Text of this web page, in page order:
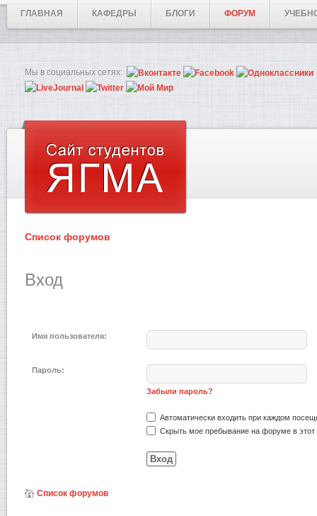
ГЛАВНАЯ КАФЕДРЫ БЛОГИ ФОРУМ
Мы в социальных сетях:
Список форумов
Вход
Имя пользователя:
Пароль:
Забыли пароль?
Автоматически входить при каждом
Скрыть мое пребывание на форуме в этот
Список форумов